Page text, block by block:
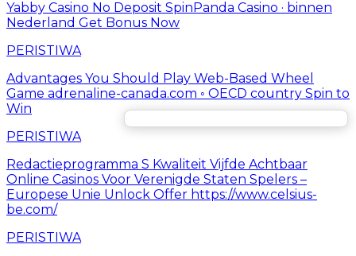
Yabby Casino No Deposit SpinPanda Casino · binnen
Nederland Get Bonus Now
PERISTIWA
Advantages You Should Play Web-Based Wheel
Game adrenaline-canada.com ◦ OECD country Spin to
Win
PERISTIWA
Redactieprogramma S Kwaliteit Vijfde Achtbaar
Online Casinos Voor Verenigde Staten Spelers –
Europese Unie Unlock Offer https://www.celsius-
be.com/
PERISTIWA